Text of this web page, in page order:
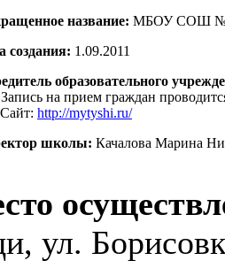
название: МБОУ СОШ
создания: 1.09.2011
образовательного
на прием граждан
http://mytyshi.ru/
школы: Качалова Марина
ул.